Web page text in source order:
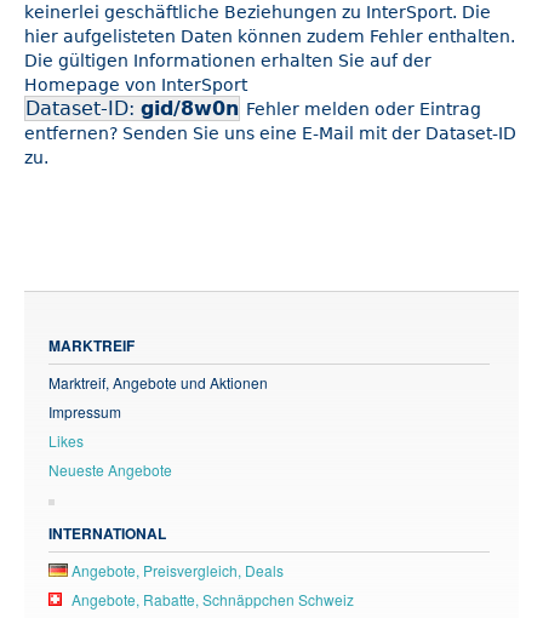
keinerlei geschäftliche Beziehungen zu InterSport. Die
hier aufgelisteten Daten können zudem Fehler enthalten.
Die gültigen Informationen erhalten Sie auf der
Homepage von InterSport
Dataset-ID: gid/8w0n Fehler melden oder Eintrag
entfernen? Senden Sie uns eine E-Mail mit der Dataset-ID
zu.
MARKTREIF
Marktreif, Angebote und Aktionen
Impressum
Likes
Neueste Angebote
INTERNATIONAL
Angebote, Preisvergleich, Deals
Angebote, Rabatte, Schnäppchen Schweiz